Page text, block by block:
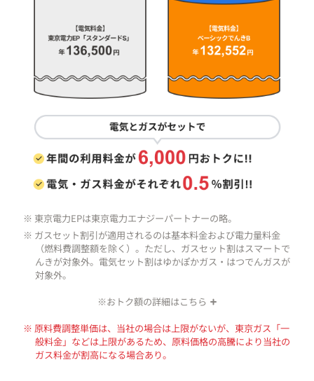
※ 東京電力EPは東京電力エナジーパートナーの略。
※ ガスセット割引が適用されるのは基本料金および電力量料金
（燃料費調整額を除く）。ただし、ガスセット割はスマートで
んきが対象外。電気セット割はゆかぽかガス・はつでんガスが
対象外。
※ 電気は、使用量（40A・300kWh/月）をもとに比較。
消費税相当額を含み、原・燃料費調整額および再生可能エネル
ギー発電促進賦課金を含まない金額の比較。100円未満切り捨
て。実際は電気・ガス料金には毎月原・燃料費調整額を加減
※おトク額の詳細はこちら
※ 原料費調整単価は、当社の場合は上限がないが、東京ガス「一
般料金」などは上限があるため、原料価格の高騰により当社の
ガス料金が割高になる場合あり。